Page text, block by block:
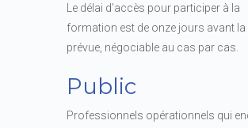
Le délai d’accès pour participer à la
formation est de onze jours avant la
prévue, négociable au cas par cas.
Public
Professionnels opérationnels qui